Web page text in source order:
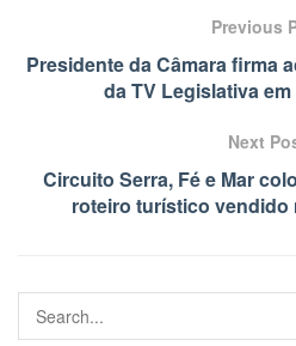
Previous
Presidente da Câmara firma
da TV Legislativa
Next
Circuito Serra, Fé e Mar
roteiro turístico vendido